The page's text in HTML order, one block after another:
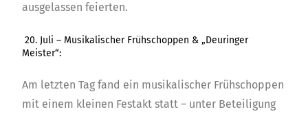
ausgelassen feierten.
20. Juli – Musikalischer Frühschoppen & „Deuringer
Meister“:
Am letzten Tag fand ein musikalischer Frühschoppen
mit einem kleinen Festakt statt – unter Beteiligung